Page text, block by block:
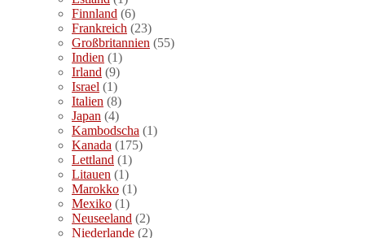
Finnland (6)
Frankreich (23)
Großbritannien (55)
Indien (1)
Irland (9)
Israel (1)
Italien (8)
Japan (4)
Kambodscha (1)
Kanada (175)
Lettland (1)
Litauen (1)
Marokko (1)
Mexiko (1)
Neuseeland (2)
Niederlande (2)